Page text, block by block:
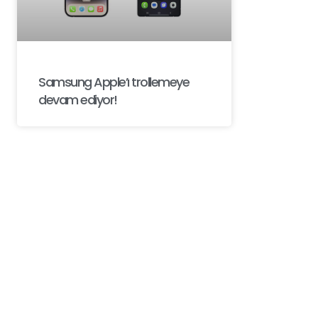
Samsung Apple’ı trollemeye
devam ediyor!